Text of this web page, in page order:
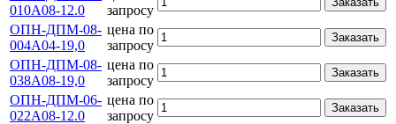
010А08-12.0
запросу
ОПН-ДПМ-08-
004А04-19,0
цена по
запросу
Заказать
ОПН-ДПМ-08-
038А08-19,0
цена по
запросу
Заказать
ОПН-ДПМ-06-
022А08-12.0
цена по
запросу
Заказать